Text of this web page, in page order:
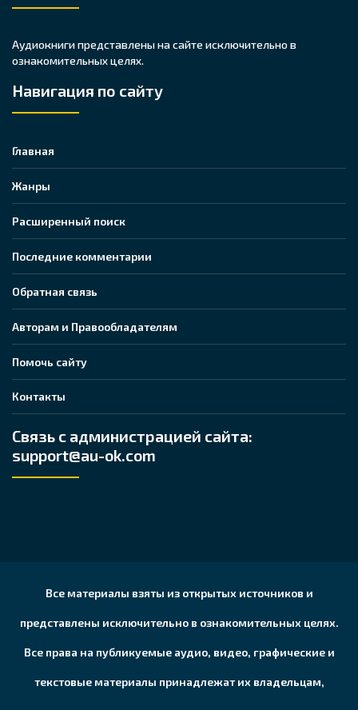
Аудиокниги представлены на сайте исключительно в
ознакомительных целях.
Навигация по сайту
Главная
Жанры
Расширенный поиск
Последние комментарии
Обратная связь
Авторам и Правообладателям
Помочь сайту
Контакты
Связь с администрацией сайта:
support@au-ok.com
Все материалы взяты из открытых источников и
представлены исключительно в ознакомительных целях.
Все права на публикуемые аудио, видео, графические и
текстовые материалы принадлежат их владельцам,